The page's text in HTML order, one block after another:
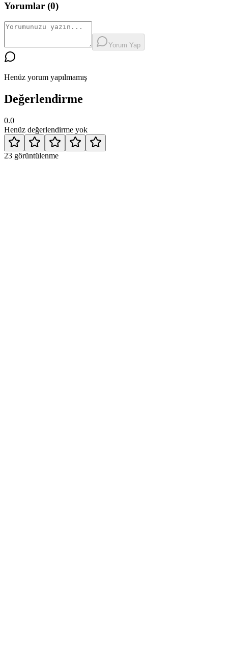
Yorumlar (0)
Yorum Yap
Henüz yorum yapılmamış
Değerlendirme
0.0
Henüz değerlendirme yok
23 görüntülenme